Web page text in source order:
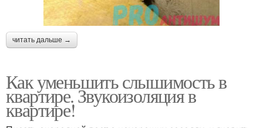
читать дальше →
Как уменьшить слышимость в
квартире. Звукоизоляция в
квартире!